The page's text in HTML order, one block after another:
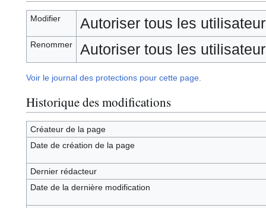
Modifier Autoriser tous les
Renommer Autoriser tous les
Voir le journal des protections pour cette page.
Historique des modifications
Créateur de la page
Date de création de la page
Dernier rédacteur
Date de la dernière modification